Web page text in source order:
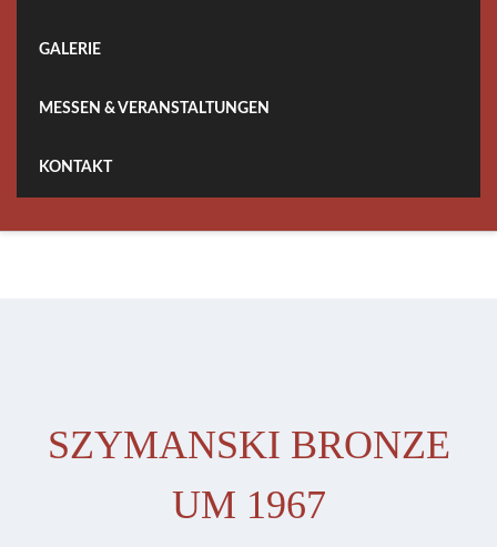
GALERIE
MESSEN & VERANSTALTUNGEN
KONTAKT
SZYMANSKI BRONZE
UM 1967